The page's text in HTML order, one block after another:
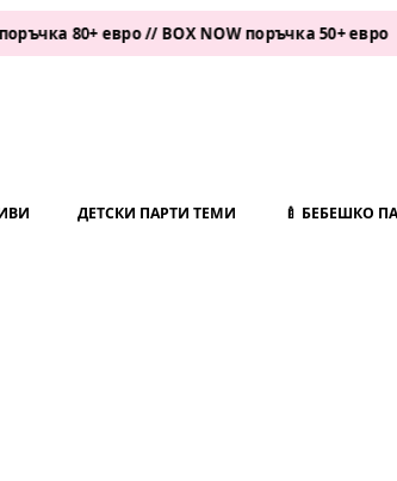
евро // BOX NOW поръчка 50+ евро •
ДЕТСКИ ПАРТИ ТЕМИ 🍼 БЕБЕШКО